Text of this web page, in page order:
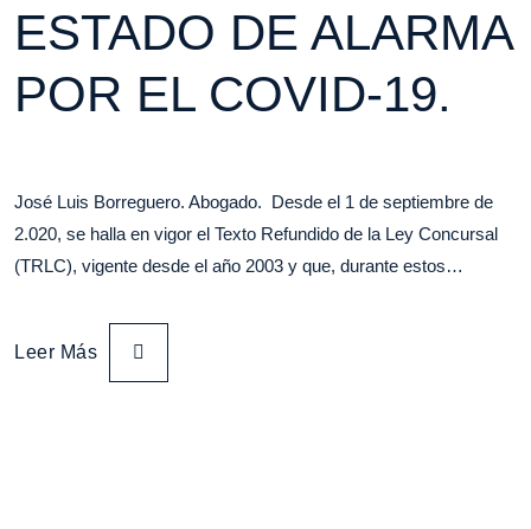
ESTADO DE ALARMA
POR EL COVID-19.
José Luis Borreguero. Abogado. Desde el 1 de septiembre de
2.020, se halla en vigor el Texto Refundido de la Ley Concursal
(TRLC), vigente desde el año 2003 y que, durante estos…
Leer Más